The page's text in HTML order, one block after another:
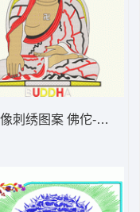
– 秋季-
刺绣图案 佛佗-DST格